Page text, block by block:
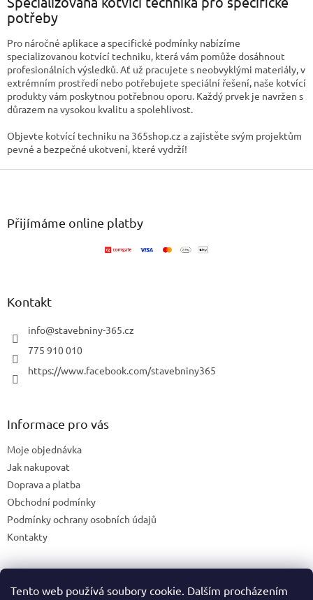
Tento web používá soubory cookie. Dalším procházením
potřeby
Pro náročné aplikace a specifické podmínky nabízíme
specializovanou kotvící techniku, která vám pomůže dosáhnout
profesionálních výsledků. Ať už pracujete s neobvyklými materiály, v
extrémním prostředí nebo potřebujete speciální řešení, naše kotvící
produkty vám poskytnou potřebnou oporu. Každý prvek je navržen s
důrazem na vysokou kvalitu a spolehlivost.
Objevte kotvící techniku na 365shop.cz a zajistěte svým projektům
pevné a bezpečné ukotvení, které vydrží!
Přijímáme online platby
Kontakt
info@stavebniny-365.cz
775 910 010
https://www.facebook.com/stavebniny365
Informace pro vás
Moje objednávka
Jak nakupovat
Doprava a platba
Obchodní podmínky
Podmínky ochrany osobních údajů
Kontakty
Blog